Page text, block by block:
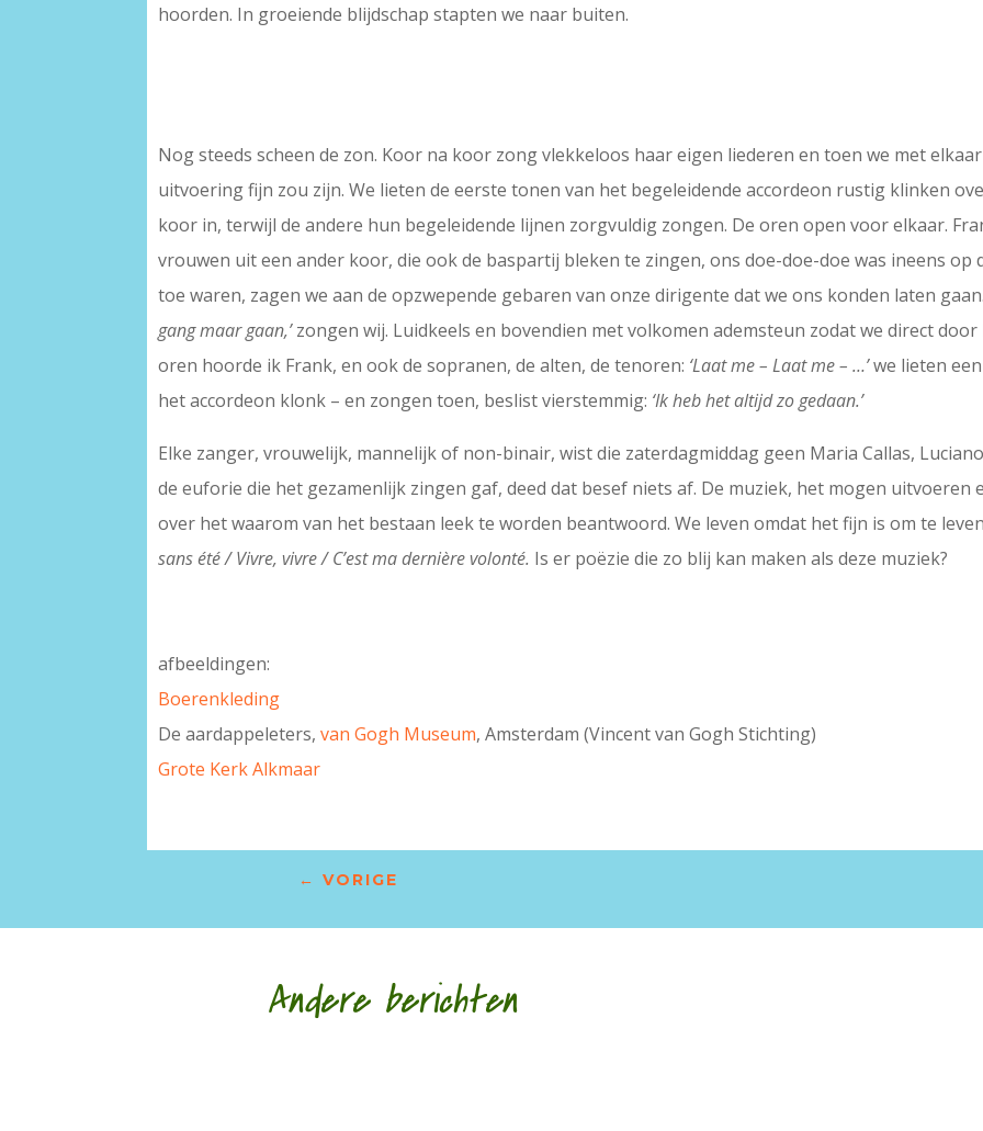
hoorden. In groeiende blijdschap stapten we naar buiten.
Nog steeds scheen de zon. Koor na koor zong vlekkeloos haar eigen liederen en toen we met
uitvoering fijn zou zijn. We lieten de eerste tonen van het begeleidende accordeon rustig klinken
koor in, terwijl de andere hun begeleidende lijnen zorgvuldig zongen. De oren open voor elkaar.
vrouwen uit een ander koor, die ook de baspartij bleken te zingen, ons doe-doe-doe was ineens op
toe waren, zagen we aan de opzwepende gebaren van onze dirigente dat we ons konden laten gaan.
gang maar gaan,’zongen wij. Luidkeels en bovendien met volkomen ademsteun zodat we direct
oren hoorde ik Frank, en ook de sopranen, de alten, de tenoren: ‘Laat me – Laat me – …’we lieten
het accordeon klonk – en zongen toen, beslist vierstemmig: ‘Ik heb het altijd zo gedaan.’
Elke zanger, vrouwelijk, mannelijk of non-binair, wist die zaterdagmiddag geen Maria Callas,
de euforie die het gezamenlijk zingen gaf, deed dat besef niets af. De muziek, het mogen uitvoeren
over het waarom van het bestaan leek te worden beantwoord. We leven omdat het fijn is om te
sans été / Vivre, vivre / C’est ma dernière volonté. Is er poëzie die zo blij kan maken als deze muziek?
afbeeldingen:
Boerenkleding
De aardappeleters,van Gogh Museum, Amsterdam (Vincent van Gogh Stichting)
Grote Kerk Alkmaar
← VORIGE
Andere berichten